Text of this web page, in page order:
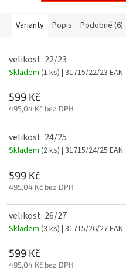
Varianty Popis Podobné (6)
velikost: 22/23
Skladem (1 ks) | 31715/22/23 EAN:
599 Kč
495,04 Kč bez DPH
velikost: 24/25
Skladem (2 ks) | 31715/24/25 EAN:
599 Kč
495,04 Kč bez DPH
velikost: 26/27
Skladem (3 ks) | 31715/26/27EAN:
599 Kč
495,04 Kč bez DPH